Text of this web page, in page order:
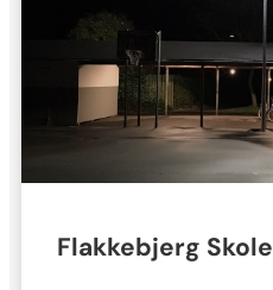
Flakkebjerg Skole